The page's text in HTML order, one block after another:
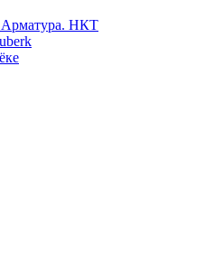
Арматура. НКТ